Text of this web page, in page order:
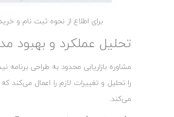
برای اطلاع از نحوه ثبت نام و
تحلیل عملکرد و بهبود
مشاوره بازاریابی محدود به طراحی
را تحلیل و تغییرات لازم را اعمال می‌کند
می‌کند.